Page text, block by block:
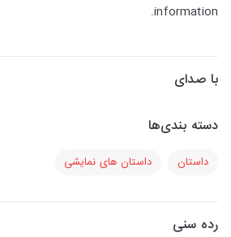
information.
با صدای
دسته بندی‌ها
داستان داستان های نمایشی
رده سنی